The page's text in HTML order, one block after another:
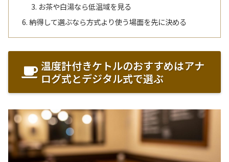
お茶や白湯なら低温域を見る
納得して選ぶなら方式より使う場面を先に決める
温度計付きケトルのおすすめはアナ
ログ式とデジタル式で選ぶ